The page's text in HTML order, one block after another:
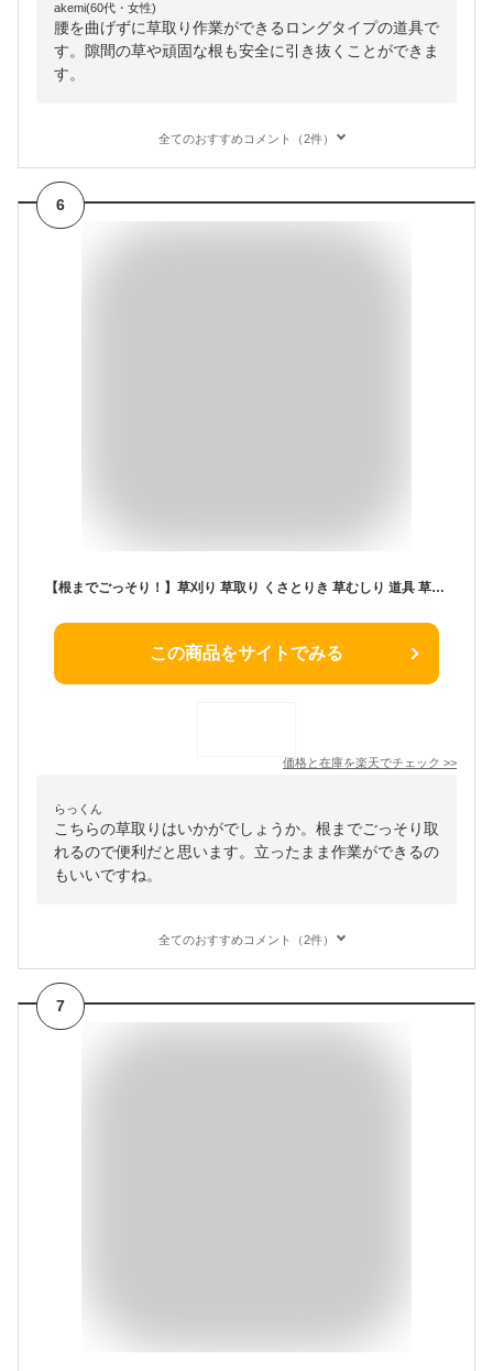
akemi(60代・女性)
腰を曲げずに草取り作業ができるロングタイプの道具で
す。隙間の草や頑固な根も安全に引き抜くことができま
す。
全てのおすすめコメント（2件）
6
【根までごっそり！】草刈り 草取り くさとりき 草むしり 道具 草取り器 手動 立っ た まま 草取り器具 くさとりき 雑草取り器具 根こそぎ レーキ 雑草抜き 雑草削る君 雑草取り 道具 雑草削る君 雑草ブラシ 根こそぎ 抜ける 草取りツール 雑草対策 便利 グッズ
この商品をサイトでみる
価格と在庫を楽天でチェック >>
らっくん
こちらの草取りはいかがでしょうか。根までごっそり取
れるので便利だと思います。立ったまま作業ができるの
もいいですね。
全てのおすすめコメント（2件）
7